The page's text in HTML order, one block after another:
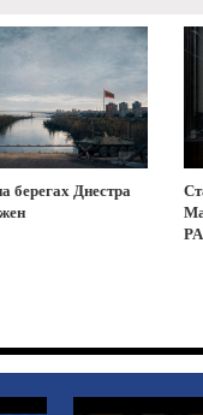
берегах Днестра